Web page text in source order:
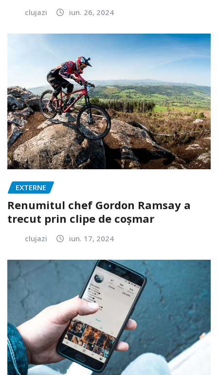
clujazi iun. 26, 2024
EXTERNE
Renumitul chef Gordon Ramsay a
trecut prin clipe de coșmar
clujazi iun. 17, 2024